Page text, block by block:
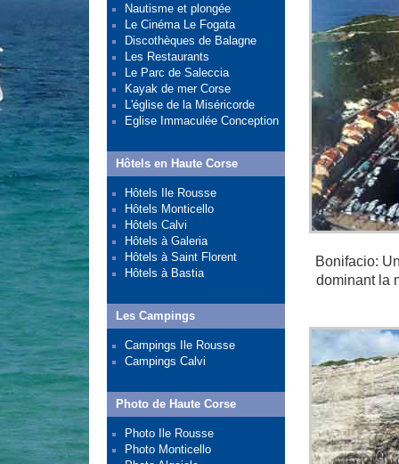
Bonifacio:
dominant la
Nautisme et plongée
Le Cinéma Le Fogata
Discothèques de Balagne
Les Restaurants
Le Parc de Saleccia
Kayak de mer Corse
L'église de la Miséricorde
Eglise Immaculée Conception
Hôtels en Haute Corse
Hôtels Ile Rousse
Hôtels Monticello
Hôtels Calvi
Hôtels à Galeria
Hôtels à Saint Florent
Hôtels à Bastia
Les Campings
Campings Ile Rousse
Campings Calvi
Photo de Haute Corse
Photo Ile Rousse
Photo Monticello